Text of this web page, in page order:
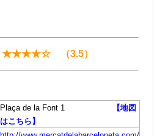
★★★★☆ （3.5）
Plaça de la Font 1
【地図
はこちら】